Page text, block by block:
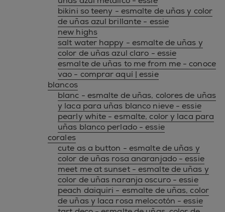
bikini so teeny - esmalte de uñas y color
de uñas azul brillante - essie
new highs
salt water happy - esmalte de uñas y
color de uñas azul claro - essie
esmalte de uñas to me from me - conoce
vao - comprar aquí | essie
blancos
blanc - esmalte de uñas, colores de uñas
y laca para uñas blanco nieve - essie
pearly white - esmalte, color y laca para
uñas blanco perlado - essie
corales
cute as a button - esmalte de uñas y
color de uñas rosa anaranjado - essie
meet me at sunset - esmalte de uñas y
color de uñas naranja oscuro - essie
peach daiquiri - esmalte de uñas, color
de uñas y laca rosa melocotón - essie